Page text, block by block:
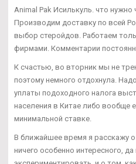
Animal Pak Исилькуль. что
Производим доставку по всей
выбор стеройдов. Работаем
фирмами. Комментарии
К счастью, во вторник мы не
поэтому немного отдохнула.
уплаты подоходного налога
населения в Китае либо вообще
минимальной ставке.
В ближайшее время я расскажу
ничего особенно интересного,